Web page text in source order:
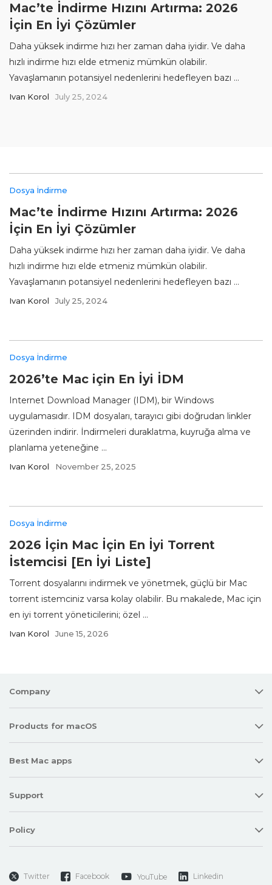
Mac’te İndirme Hızını Artırma: 2026
İçin En İyi Çözümler
Daha yüksek indirme hızı her zaman daha iyidir. Ve daha
hızlı indirme hızı elde etmeniz mümkün olabilir.
Yavaşlamanın potansiyel nedenlerini hedefleyen bazı ...
Ivan Korol July 25, 2024
Dosya İndirme
Mac’te İndirme Hızını Artırma: 2026
İçin En İyi Çözümler
Daha yüksek indirme hızı her zaman daha iyidir. Ve daha
hızlı indirme hızı elde etmeniz mümkün olabilir.
Yavaşlamanın potansiyel nedenlerini hedefleyen bazı ...
Ivan Korol July 25, 2024
Dosya İndirme
2026’te Mac için En İyi İDM
Internet Download Manager (IDM), bir Windows
uygulamasıdır. IDM dosyaları, tarayıcı gibi doğrudan linkler
üzerinden indirir. İndirmeleri duraklatma, kuyruğa alma ve
planlama yeteneğine ...
Ivan Korol November 25, 2025
Dosya İndirme
2026 İçin Mac İçin En İyi Torrent
İstemcisi [En İyi Liste]
Torrent dosyalarını indirmek ve yönetmek, güçlü bir Mac
torrent istemciniz varsa kolay olabilir. Bu makalede, Mac için
en iyi torrent yöneticilerini; özel ...
Ivan Korol June 15, 2026
Company
Products for macOS
Best Mac apps
Support
Policy
Twitter Facebook YouTube Linkedin